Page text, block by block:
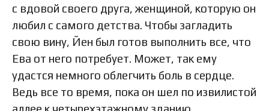
с вдовой своего друга, женщиной, которую он
любил с самого детства. Чтобы загладить
свою вину, Йен был готов выполнить все, что
Ева от него потребует. Может, так ему
удастся немного облегчить боль в сердце.
Ведь все то время, пока он шел по извилистой